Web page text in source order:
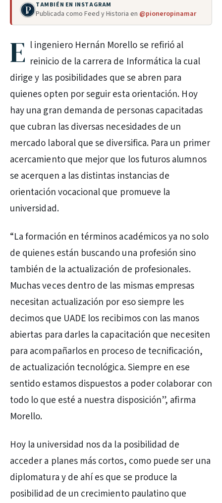
TAMBIÉN EN INSTAGRAM
Publicada como Feed y Historia en @pioneropinamar
E l ingeniero Hernán Morello se refirió al
reinicio de la carrera de Informática la cual
dirige y las posibilidades que se abren para
quienes opten por seguir esta orientación. Hoy
hay una gran demanda de personas capacitadas
que cubran las diversas necesidades de un
mercado laboral que se diversifica. Para un primer
acercamiento que mejor que los futuros alumnos
se acerquen a las distintas instancias de
orientación vocacional que promueve la
universidad.
“La formación en términos académicos ya no solo
de quienes están buscando una profesión sino
también de la actualización de profesionales.
Muchas veces dentro de las mismas empresas
necesitan actualización por eso siempre les
decimos que UADE los recibimos con las manos
abiertas para darles la capacitación que necesiten
para acompañarlos en proceso de tecnificación,
de actualización tecnológica. Siempre en ese
sentido estamos dispuestos a poder colaborar con
todo lo que esté a nuestra disposición”, afirma
Morello.
Hoy la universidad nos da la posibilidad de
acceder a planes más cortos, como puede ser una
diplomatura y de ahí es que se produce la
posibilidad de un crecimiento paulatino que